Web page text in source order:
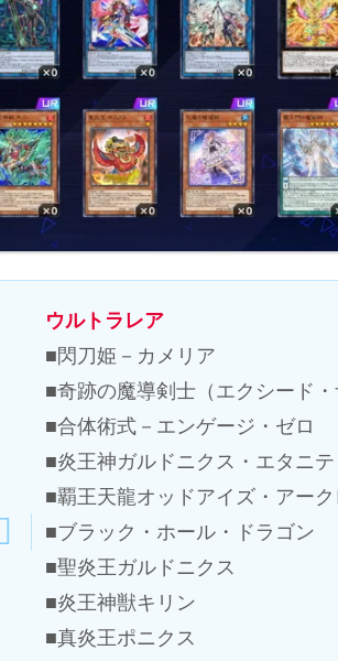
ウルトラレア
■閃刀姫－カメリア
■奇跡の魔導剣士（エクシード
■合体術式－エンゲージ・ゼロ
■炎王神ガルドニクス・エタニ
■覇王天龍オッドアイズ・アー
■ブラック・ホール・ドラゴン
■聖炎王ガルドニクス
■炎王神獣キリン
■真炎王ポニクス